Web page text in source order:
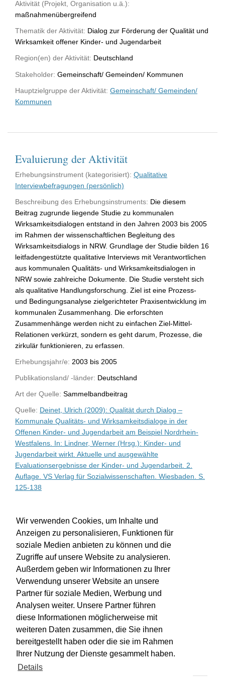
Wir verwenden Cookies, um Inhalte und
Anzeigen zu personalisieren, Funktionen für
soziale Medien anbieten zu können und die
Zugriffe auf unsere Website zu analysieren.
Außerdem geben wir Informationen zu Ihrer
Verwendung unserer Website an unsere
Partner für soziale Medien, Werbung und
Analysen weiter. Unsere Partner führen
diese Informationen möglicherweise mit
weiteren Daten zusammen, die Sie ihnen
bereitgestellt haben oder die sie im Rahmen
Ihrer Nutzung der Dienste gesammelt haben.
Details
Aktivität (Projekt, Organisation u.ä.):
maßnahmenübergreifend
Thematik der Aktivität: Dialog zur Förderung der Qualität und
Wirksamkeit offener Kinder- und Jugendarbeit
Region(en) der Aktivität: Deutschland
Stakeholder: Gemeinschaft/ Gemeinden/ Kommunen
Hauptzielgruppe der Aktivität: Gemeinschaft/ Gemeinden/
Kommunen
Evaluierung der Aktivität
Erhebungsinstrument (kategorisiert): Qualitative
Interviewbefragungen (persönlich)
Beschreibung des Erhebungsinstruments: Die diesem
Beitrag zugrunde liegende Studie zu kommunalen
Wirksamkeitsdialogen entstand in den Jahren 2003 bis 2005
im Rahmen der wissenschaftlichen Begleitung des
Wirksamkeitsdialogs in NRW. Grundlage der Studie bilden 16
leitfadengestützte qualitative Interviews mit Verantwortlichen
aus kommunalen Qualitäts- und Wirksamkeitsdialogen in
NRW sowie zahlreiche Dokumente. Die Studie versteht sich
als qualitative Handlungsforschung. Ziel ist eine Prozess-
und Bedingungsanalyse zielgerichteter Praxisentwicklung im
kommunalen Zusammenhang. Die erforschten
Zusammenhänge werden nicht zu einfachen Ziel-Mittel-
Relationen verkürzt, sondern es geht darum, Prozesse, die
zirkulär funktionieren, zu erfassen.
Erhebungsjahr/e: 2003 bis 2005
Publikationsland/ -länder: Deutschland
Art der Quelle: Sammelbandbeitrag
Quelle: Deinet, Ulrich (2009): Qualität durch Dialog –
Kommunale Qualitäts- und Wirksamkeitsdialoge in der
Offenen Kinder- und Jugendarbeit am Beispiel Nordrhein-
Westfalens. In: Lindner, Werner (Hrsg.): Kinder- und
Jugendarbeit wirkt. Aktuelle und ausgewählte
Evaluationsergebnisse der Kinder- und Jugendarbeit. 2.
Auflage. VS Verlag für Sozialwissenschaften. Wiesbaden. S.
125-138
Impressum Kontakt Hilfe
Datenschutz
Barrierefreiheit